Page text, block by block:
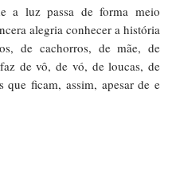
a luz passa de forma meio
alegria conhecer a história
de cachorros, de mãe, de
de vô, de vó, de loucas, de
que ficam, assim, apesar de e